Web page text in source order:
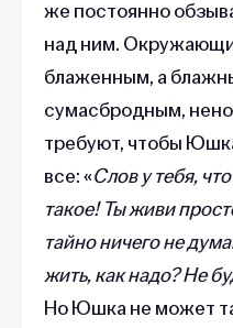
же постоянно
над ним.
блаженным, а
сумасбродным,
требуют, чтобы
все: «Слов у тебя,
такое! Ты живи
тайно ничего не
жить, как надо? Не
Но Юшка не может